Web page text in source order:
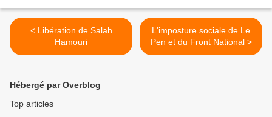
< Libération de Salah
Hamouri
L'imposture sociale de Le
Pen et du Front National >
Hébergé par Overblog
Top articles